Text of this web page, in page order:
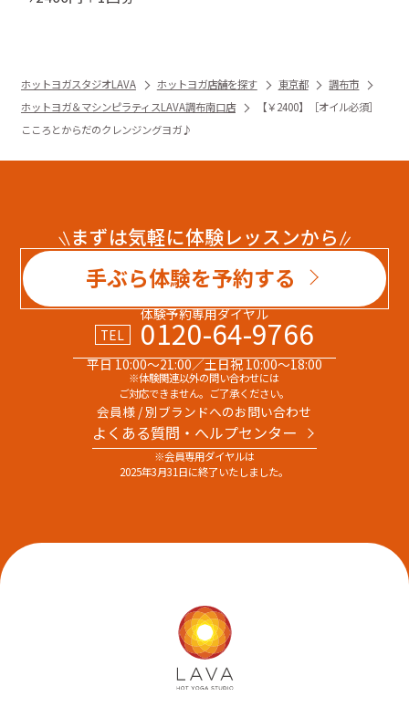
ホットヨガスタジオLAVA ホットヨガ店舗を探す 東京都
調布市
ホットヨガ＆マシンピラティスLAVA調布南口店
【￥2400】［オイル必須］
こころとからだのクレンジングヨガ♪
まずは気軽に体験レッスンから
手ぶら体験を予約する
体験予約専用ダイヤル
TEL
0120-64-9766
平日 10:00～21:00／土日祝 10:00～18:00
※体験関連以外の問い合わせには
ご対応できません。ご了承ください。
会員様 / 別ブランドへのお問い合わせ
よくある質問・へルプセンター
※会員専用ダイヤルは
2025年3月31日に終了いたしました。